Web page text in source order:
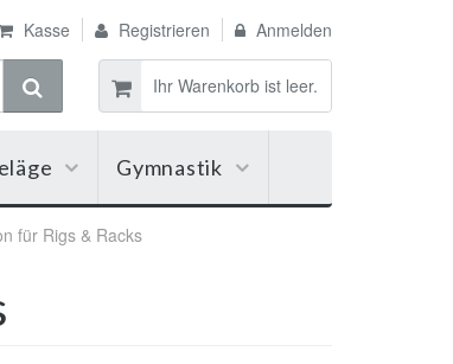
Kasse Registrieren Anmelden
Ihr Warenkorb ist leer.
Gymnastik
für Rigs & Racks